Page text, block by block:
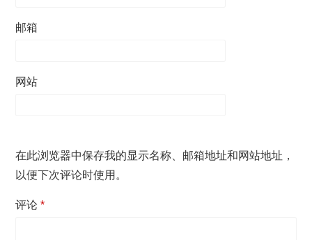
邮箱
网站
在此浏览器中保存我的显示名称、邮箱地址和网站地址，
以便下次评论时使用。
评论*